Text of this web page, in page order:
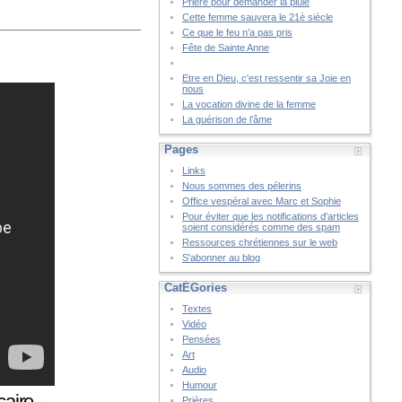
Cette femme sauvera le 21è siècle
Ce que le feu n’a pas pris
Fête de Sainte Anne
Etre en Dieu, c'est ressentir sa Joie en
nous
La vocation divine de la femme
La guérison de l’âme
Pages
Links
Nous sommes des pélerins
Office vespéral avec Marc et Sophie
Pour éviter que les notifications d'articles
soient considérés comme des spam
Ressources chrétiennes sur le web
S'abonner au blog
CatÉGories
Textes
Vidéo
Pensées
Art
Audio
Humour